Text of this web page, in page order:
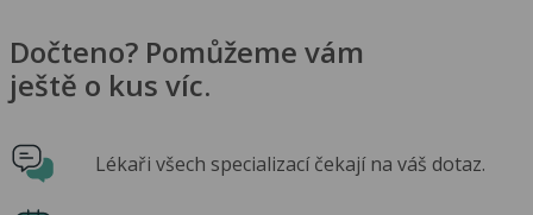
Dočteno? Pomůžeme vám
ještě o kus víc.
Lékaři všech specializací čekají na váš dotaz.